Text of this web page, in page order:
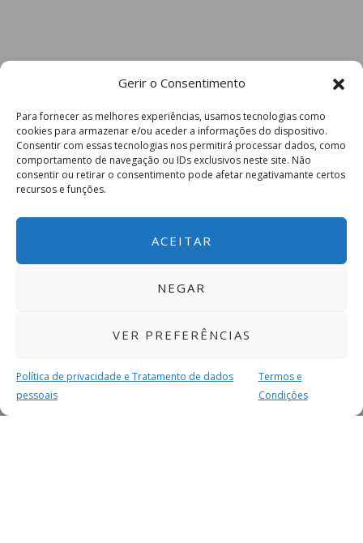
Gerir o Consentimento
Para fornecer as melhores experiências, usamos tecnologias como
cookies para armazenar e/ou aceder a informações do dispositivo.
Consentir com essas tecnologias nos permitirá processar dados, como
comportamento de navegação ou IDs exclusivos neste site. Não
consentir ou retirar o consentimento pode afetar negativamante certos
recursos e funções.
ACEITAR
NEGAR
VER PREFERÊNCIAS
Política de privacidade e Tratamento de dados
pessoais
Termos e
Condições